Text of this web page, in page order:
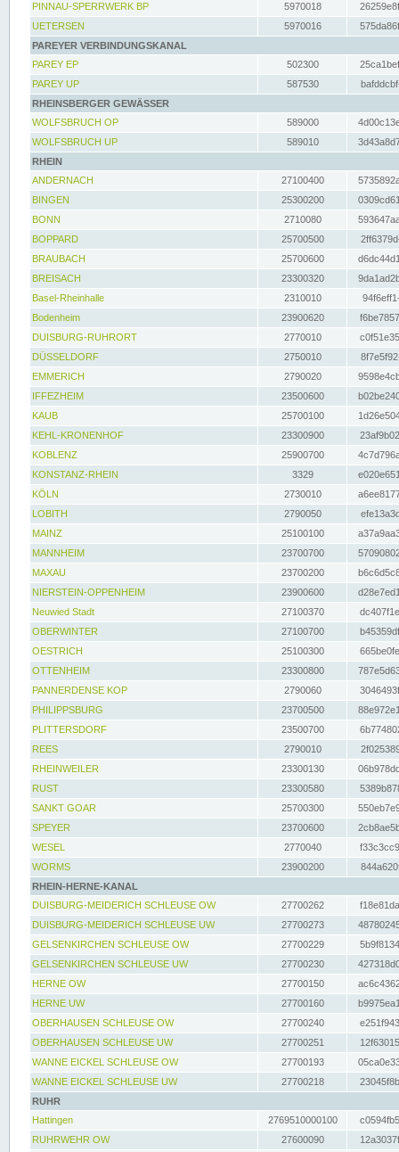
PINNAU-SPERRWERK BP
5970018
UETERSEN
5970016
PAREYER VERBINDUNGSKANAL
PAREY EP
502300
PAREY UP
587530
RHEINSBERGER GEWÄSSER
WOLFSBRUCH OP
589000
WOLFSBRUCH UP
589010
RHEIN
ANDERNACH
27100400
BINGEN
25300200
BONN
2710080
BOPPARD
25700500
BRAUBACH
25700600
BREISACH
23300320
Basel-Rheinhalle
2310010
Bodenheim
23900620
DUISBURG-RUHRORT
2770010
DÜSSELDORF
2750010
EMMERICH
2790020
IFFEZHEIM
23500600
KAUB
25700100
KEHL-KRONENHOF
23300900
KOBLENZ
25900700
KONSTANZ-RHEIN
3329
KÖLN
2730010
LOBITH
2790050
MAINZ
25100100
MANNHEIM
23700700
MAXAU
23700200
NIERSTEIN-OPPENHEIM
23900600
Neuwied Stadt
27100370
OBERWINTER
27100700
OESTRICH
25100300
OTTENHEIM
23300800
PANNERDENSE KOP
2790060
PHILIPPSBURG
23700500
PLITTERSDORF
23500700
REES
2790010
RHEINWEILER
23300130
RUST
23300580
SANKT GOAR
25700300
SPEYER
23700600
WESEL
2770040
WORMS
23900200
RHEIN-HERNE-KANAL
DUISBURG-MEIDERICH SCHLEUSE OW
27700262
DUISBURG-MEIDERICH SCHLEUSE UW
27700273
GELSENKIRCHEN SCHLEUSE OW
27700229
GELSENKIRCHEN SCHLEUSE UW
27700230
HERNE OW
27700150
HERNE UW
27700160
OBERHAUSEN SCHLEUSE OW
27700240
OBERHAUSEN SCHLEUSE UW
27700251
WANNE EICKEL SCHLEUSE OW
27700193
WANNE EICKEL SCHLEUSE UW
27700218
RUHR
Hattingen
2769510000100
RUHRWEHR OW
27600090